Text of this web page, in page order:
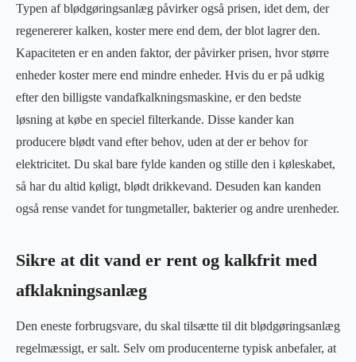
Typen af blødgøringsanlæg påvirker også prisen, idet dem, der
regenererer kalken, koster mere end dem, der blot lagrer den.
Kapaciteten er en anden faktor, der påvirker prisen, hvor større
enheder koster mere end mindre enheder. Hvis du er på udkig
efter den billigste vandafkalkningsmaskine, er den bedste
løsning at købe en speciel filterkande. Disse kander kan
producere blødt vand efter behov, uden at der er behov for
elektricitet. Du skal bare fylde kanden og stille den i køleskabet,
så har du altid køligt, blødt drikkevand. Desuden kan kanden
også rense vandet for tungmetaller, bakterier og andre urenheder.
Sikre at dit vand er rent og kalkfrit med
afklakningsanlæg
Den eneste forbrugsvare, du skal tilsætte til dit blødgøringsanlæg
regelmæssigt, er salt. Selv om producenterne typisk anbefaler, at